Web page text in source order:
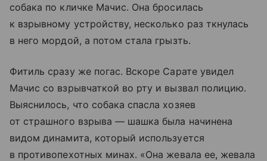
собака по кличке Мачис. Она бросилась
к взрывному устройству, несколько раз ткнулась
в него мордой, а потом стала грызть.
Фитиль сразу же погас. Вскоре Сарате увидел
Мачис со взрывчаткой во рту и вызвал полицию.
Выяснилось, что собака спасла хозяев
от страшного взрыва — шашка была начинена
видом динамита, который используется
в противопехотных минах. «Она жевала ее, жевала